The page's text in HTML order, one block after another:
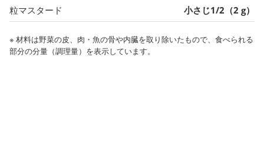
粒マスタード 小さじ1/2（2 g）
※ 材料は野菜の皮、肉・魚の骨や内臓を取り除いたもので、食べられる
部分の分量（調理量）を表示しています。